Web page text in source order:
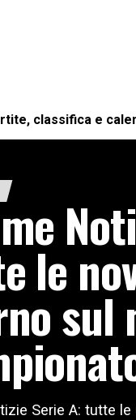
classifica e
le
sul
Serie A: tutte